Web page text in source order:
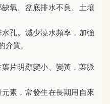
氧、盆底排水不良、土壤
孔。減少澆水頻率，加強
質。
片明顯變小、變黃，葉脈
素，常發生在長期用自來